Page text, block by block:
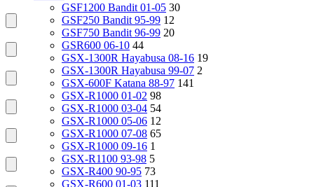
GSF1200 Bandit 01-05 30
GSF250 Bandit 95-99 12
GSF750 Bandit 96-99 20
GSR600 06-10 44
GSX-1300R Hayabusa 08-16 19
GSX-1300R Hayabusa 99-07 2
GSX-600F Katana 88-97 141
GSX-R1000 01-02 98
GSX-R1000 03-04 54
GSX-R1000 05-06 12
GSX-R1000 07-08 65
GSX-R1000 09-16 1
GSX-R1100 93-98 5
GSX-R400 90-95 73
GSX-R600 01-03 111